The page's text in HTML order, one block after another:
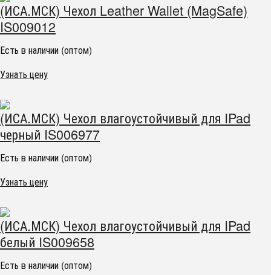
(ИСА.МСК) Чехол Leather Wallet (MagSafe)
IS009012
Есть в наличии (оптом)
Узнать цену
(ИСА.МСК) Чехол влагоустойчивый для IPad
черный IS006977
Есть в наличии (оптом)
Узнать цену
(ИСА.МСК) Чехол влагоустойчивый для IPad
белый IS009658
Есть в наличии (оптом)